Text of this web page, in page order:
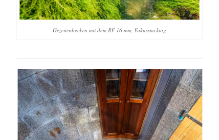
Gezeitenbecken mit dem RF 16 mm, Fokusstacking